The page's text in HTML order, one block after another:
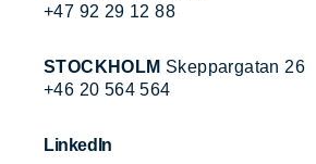
+47 92 29 12 88
STOCKHOLM Skeppargatan 26
+46 20 564 564
LinkedIn